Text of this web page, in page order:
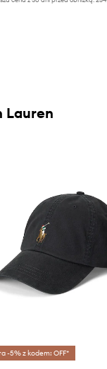
Lauren
-5% z kodem: OFF*